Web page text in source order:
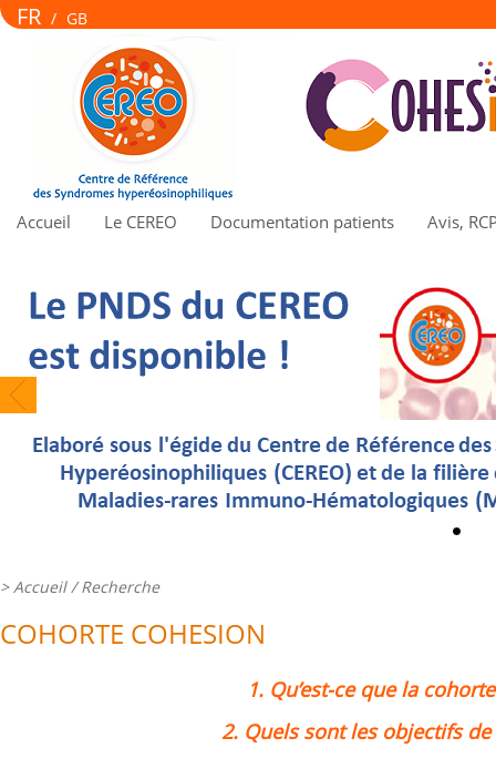
FR / GB
Accueil Le CEREO Documentation patients Avis,
>Accueil/ Recherche
COHORTE COHESION
1. Qu’est-ce que la
2. Quels sont les objectifs